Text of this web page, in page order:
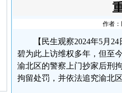
作者：
【民生观察2024年5月
碧为此上访维权多年，但至
渝北区的警察上门抄家后刑
拘留处罚，并依法追究渝北